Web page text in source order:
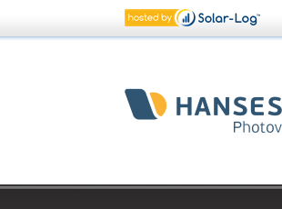
Irving Batschuns
Juen Batschuns
Kathan Batschuns
Keckeis Batschuns